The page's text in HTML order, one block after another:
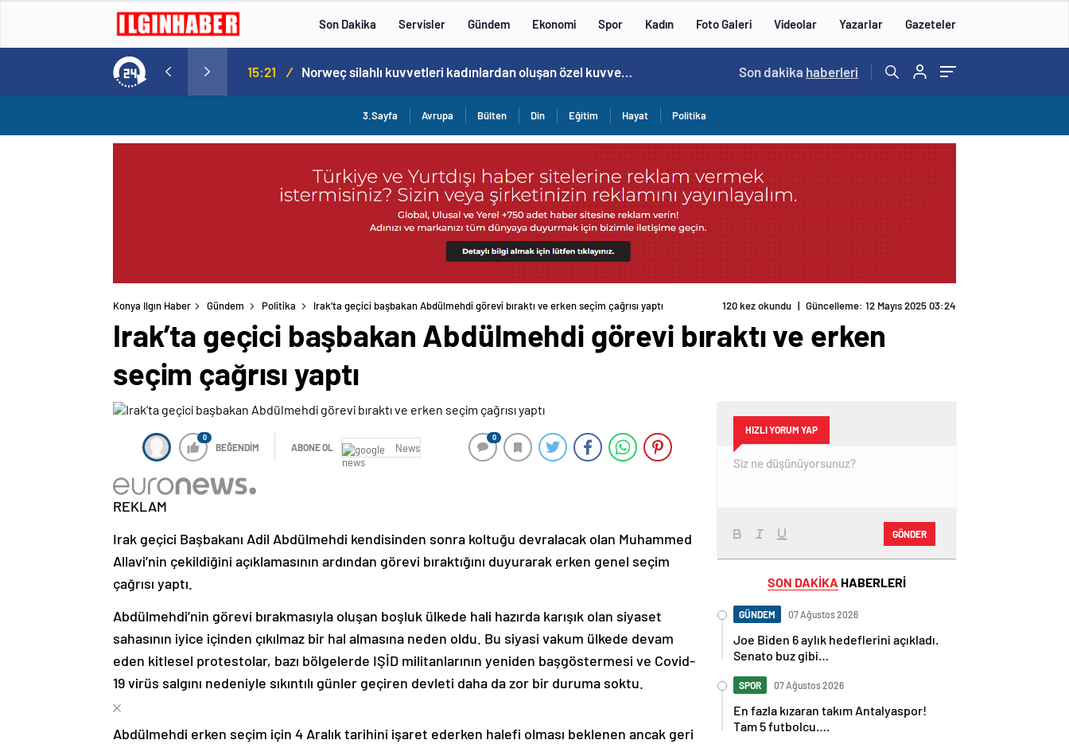
Son Dakika Servisler Gündem Ekonomi Spor Kadın Foto Galeri Videolar Yazarlar Gazeteler
Tam 5 futbolcu…. 15:21 / Norweç silahlı kuvvetleri kadınlardan oluşan özel kuvvetler eğitimlerini başlattı. 15:20 /
Son dakika haberleri
3.Sayfa Avrupa Bülten Din Eğitim Hayat Politika
Konya Ilgın Haber Gündem Politika Irak’ta geçici başbakan Abdülmehdi görevi bıraktı ve erken seçim çağrısı yaptı 120 kez okundu | Güncelleme: 12 Mayıs 2025 03:24
Irak’ta geçici başbakan Abdülmehdi görevi bıraktı ve erken
seçim çağrısı yaptı
0
BEĞENDİM ABONE OL News
0
REKLAM
Irak geçici Başbakanı Adil Abdülmehdi kendisinden sonra koltuğu devralacak olan Muhammed
Allavi’nin çekildiğini açıklamasının ardından görevi bıraktığını duyurarak erken genel seçim
çağrısı yaptı.
Abdülmehdi’nin görevi bırakmasıyla oluşan boşluk ülkede hali hazırda karışık olan siyaset
sahasının iyice içinden çıkılmaz bir hal almasına neden oldu. Bu siyasi vakum ülkede devam
eden kitlesel protestolar, bazı bölgelerde IŞİD militanlarının yeniden başgöstermesi ve Covid-
19 virüs salgını nedeniyle sıkıntılı günler geçiren devleti daha da zor bir duruma soktu.
Abdülmehdi erken seçim için 4 Aralık tarihini işaret ederken halefi olması beklenen ancak geri
HIZLI YORUM YAP
GÖNDER
SON DAKİKA HABERLERİ
GÜNDEM 07 Ağustos 2026
Joe Biden 6 aylık hedeflerini açıkladı.
Senato buz gibi…
SPOR 07 Ağustos 2026
En fazla kızaran takım Antalyaspor!
Tam 5 futbolcu….